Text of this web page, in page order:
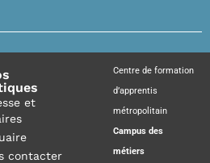
et
contacter
Centre de formation
d’apprentis
métropolitain
Campus des
métiers